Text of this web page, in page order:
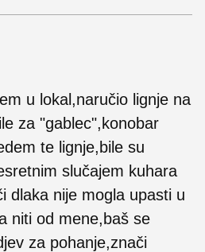
u lokal,naručio lignje na
za "gablec",konobar
te lignje,bile su
slučajem kuhara
dlaka nije mogla upasti u
niti od mene,baš se
za pohanje,znači